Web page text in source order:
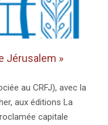
Jérusalem »
au CRFJ), avec la
aux éditions La
capitale